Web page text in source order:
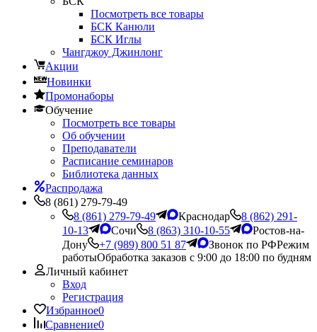
Посмотреть все товары
БСК Канюли
БСК Иглы
Чангджоу Джинлонг
Акции
Новинки
Промонаборы
Обучение
Посмотреть все товары
Об обучении
Преподаватели
Расписание семинаров
Библиотека данных
Распродажа
8 (861) 279-79-49
8 (861) 279-79-49
Краснодар
8 (862) 291-
10-13
Сочи 8 (863) 310-10-55
Ростов-на-
Дону
+7 (989) 800 51 87 Звонок по РФРежим
работыОбработка заказов с 9:00 до 18:00 по будням
Личный кабинет
Вход
Регистрация
Избранное0
Сравнение0